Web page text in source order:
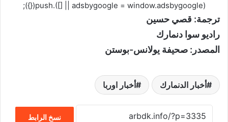
(adsbygoogle = window.adsbygoogle || []).push({});
ترجمة: قصي حسين
راديو سوا دنمارك
المصدر: صحيفة يولانس-بوستن
أخبار الدنمارك أخبار اوربا
نسخ الرابط